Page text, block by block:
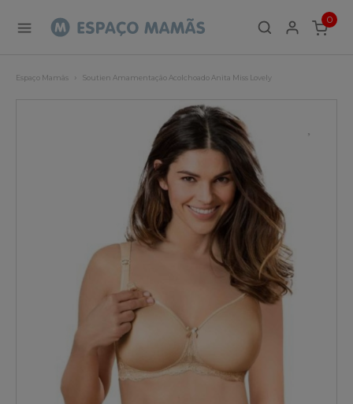
0
ITEMS
Espaço Mamãs Soutien Amamentação Acolchoado Anita Miss Lovely